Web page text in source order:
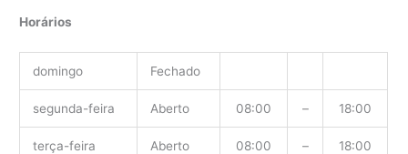
Horários
domingo Fechado
segunda-feira Aberto 08:00 – 18:00
terça-feira Aberto 08:00 – 18:00